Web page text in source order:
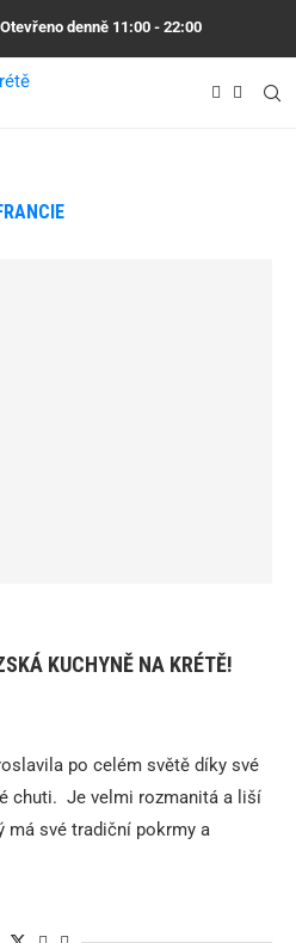
Otevřeno denně 11:00 - 22:00
KUCHYNĚ NA KRÉTĚ!
po celém světě díky své
chuti. Je velmi rozmanitá a liší
má své tradiční pokrmy a